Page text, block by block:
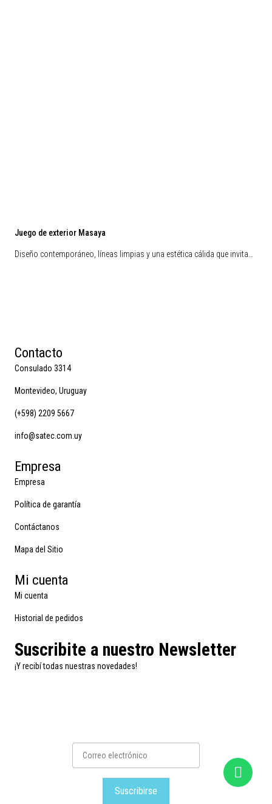
Juego de exterior Masaya
Diseño contemporáneo, líneas limpias y una estética cálida que invita…
Contacto
Consulado 3314
Montevideo, Uruguay
(+598) 2209 5667
info@satec.com.uy
Empresa
Empresa
Política de garantía
Contáctanos
Mapa del Sitio
Mi cuenta
Mi cuenta
Historial de pedidos
Suscribite a nuestro Newsletter
¡Y recibí todas nuestras novedades!
Suscribirse